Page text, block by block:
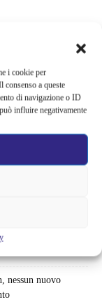
i cookie per
consenso a queste
di navigazione o ID
influire negativamente
Fall cambia
nessun nuovo